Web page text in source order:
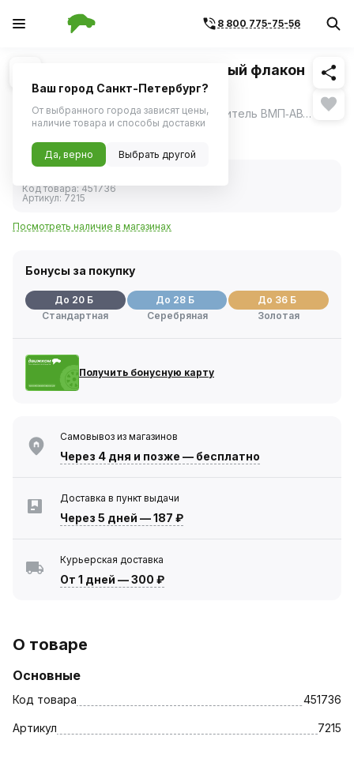
8 800 775-75-56
1/1 Похожие
Очиститель стекол абразивный флакон
180мл (ВМП-АВТО)
Профессиональный абразивный очиститель ВМП‑АВТО (7215) предназначен для глубокой очистки автомобильных стёкол от стойких загрязнений. ещё
Код товара:451736
Артикул: 7215
Посмотреть наличие в магазинах
Бонусы за покупку
До 20 Б
Стандартная
До 28 Б
Серебряная
До 36 Б
Золотая
Получить бонусную карту
Самовывоз из магазинов
Через 4 дня и позже — бесплатно
Доставка в пункт выдачи
Через 5 дней —187 ₽
Курьерская доставка
От 1 дней —300 ₽
О товаре
Основные
Код товара 451736
Артикул 7215
Ваш город Санкт-Петербург?
От выбранного города зависят цены,
наличие товара и способы доставки
Да, верно Выбрать другой